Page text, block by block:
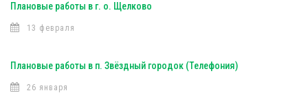
Плановые работы в г. о. Щелково
13 февраля
Плановые работы в п. Звёздный городок (Телефония)
26 января